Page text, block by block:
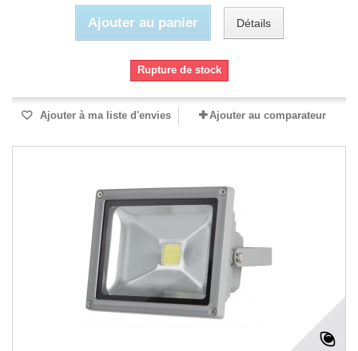
Ajouter au panier Détails
Rupture de stock
Ajouter à ma liste d'envies Ajouter au comparateur